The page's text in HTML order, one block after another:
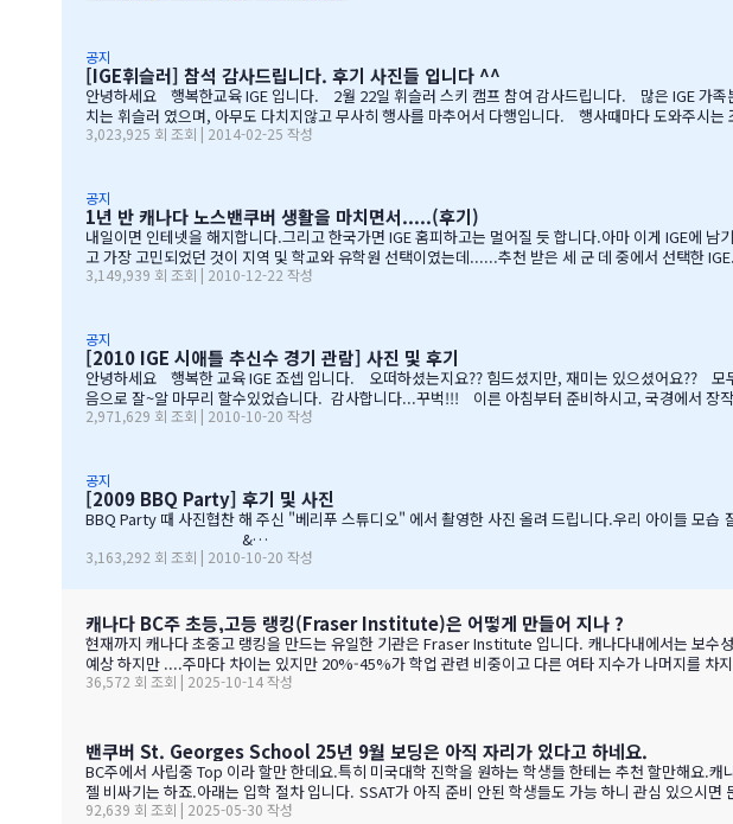
공지
[IGE휘슬러] 참석 감사드립니다. 후기 사진들 입니다 ^^
안녕하세요 행복한교육 IGE 입니다. 2월 22일 휘슬러 스키 캠프 참여 감사드립니다. 많은 IGE 가
치는 휘슬러 였으며, 아무도 다치지않고 무사히 행사를 마추어서 다행입니다. 행사때마다 도와주시
서에 김미정선생님, 박숙희 선생님 그리고 코퀴틀람 사무실에 김의정팀장님, 김예경님 진심을 감사
3,023,925 회 조회 | 2014-02-25 작성
공지
1년 반 캐나다 노스밴쿠버 생활을 마치면서.....(후기)
내일이면 인테넷을 해지합니다.그리고 한국가면 IGE 홈피하고는 멀어질 듯 합니다.아마 이게 IGE에
고 가장 고민되었던 것이 지역 및 학교와 유학원 선택이였는데......추천 받은 세 군 데 중에서 선택한
사장님이 추천해주신 caulfeild.....최고의 선택이였습니다. 아이들은 지난 주 부터 계속 farewell party
3,149,939 회 조회 | 2010-12-22 작성
공지
[2010 IGE 시애틀 추신수 경기 관람] 사진 및 후기
안녕하세요 행복한 교육 IGE 죠셉 입니다. 오떠하셨는지요?? 힘드셨지만, 재미는 있으셨어요?? 모
음으로 잘~알 마무리 할수있었습니다. 감사합니다...꾸벅!!! 이른 아침부터 준비하시고, 국경에서
경기도 보고~~~따뜻한 햇빛아래에서 시원한 맥주도....ㅋㅋㅋ ^^ 아버님/어머님들의 여유스러운 모
2,971,629 회 조회 | 2010-10-20 작성
공지
[2009 BBQ Party] 후기 및 사진
BBQ Party 때 사진협찬 해 주신 "베리푸 스튜디오" 에서 촬영한 사진 올려 드립니다.우리 아이들 모
&…
3,163,292 회 조회 | 2010-10-20 작성
캐나다 BC주 초등,고등 랭킹(Fraser Institute)은 어떻게 만들어 지나 ?
현재까지 캐나다 초중고 랭킹을 만드는 유일한 기관은 Fraser Institute 입니다. 캐나다내에서는 보수성향으로 분류되는 기관 입니다. 하여간일반적으로 학교 랭킹 하면 학
예상 하지만 ....주마다 차이는 있지만 20%-45%가 학업 관련 비중이고 다른 여타 지수가 나머지를 차지 합니다. BC 고등학교의 경우 (9개 지표):평균 시험 점수 (Average exam mark)졸업률 (Diploma completion rate)학
생당 이수 과목 수 (Courses taken per student)진급 지연율 (Delayed advancement rate)시험
36,572 회 조회 | 2025-10-14 작성
밴쿠버 St. Georges School 25년 9월 보딩은 아직 자리가 있다고 하네요.
BC주에서 사립중 Top 이라 할만 한데요.특히 미국대학 진학을 원하는 학생들 한테는 추천 할만해요.
젤 비싸기는 하죠.아래는 입학 절차 입니다. SSAT가 아직 준비 안된 학생들도 가능 하니 관심 있
on-Resident Canadian Students$84,000International Students$99,500
92,639 회 조회 | 2025-05-30 작성